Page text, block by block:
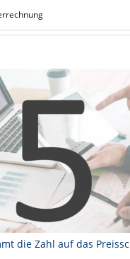
die Zahl auf das